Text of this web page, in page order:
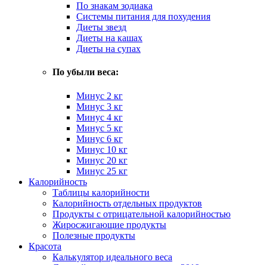
По знакам зодиака
Системы питания для похудения
Диеты звезд
Диеты на кашах
Диеты на супах
По убыли веса:
Минус 2 кг
Минус 3 кг
Минус 4 кг
Минус 5 кг
Минус 6 кг
Минус 10 кг
Минус 20 кг
Минус 25 кг
Калорийность
Таблицы калорийности
Калорийность отдельных продуктов
Продукты с отрицательной калорийностью
Жиросжигающие продукты
Полезные продукты
Красота
Калькулятор идеального веса